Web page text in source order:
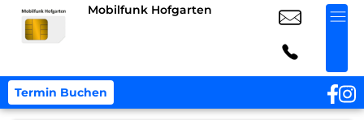
Mobilfunk Hofgarten
Termin Buchen